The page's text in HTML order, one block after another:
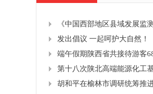
发出倡议 一起呵护大自然！
端午假期陕西省共接待游客